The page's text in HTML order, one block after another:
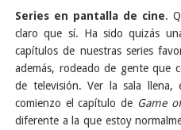
Series en pantalla de cine.
claro que sí. Ha sido quizás
capítulos de nuestras series
además, rodeado de gente que
de televisión. Ver la sala llena,
comienzo el capítulo de Game
diferente a la que estoy